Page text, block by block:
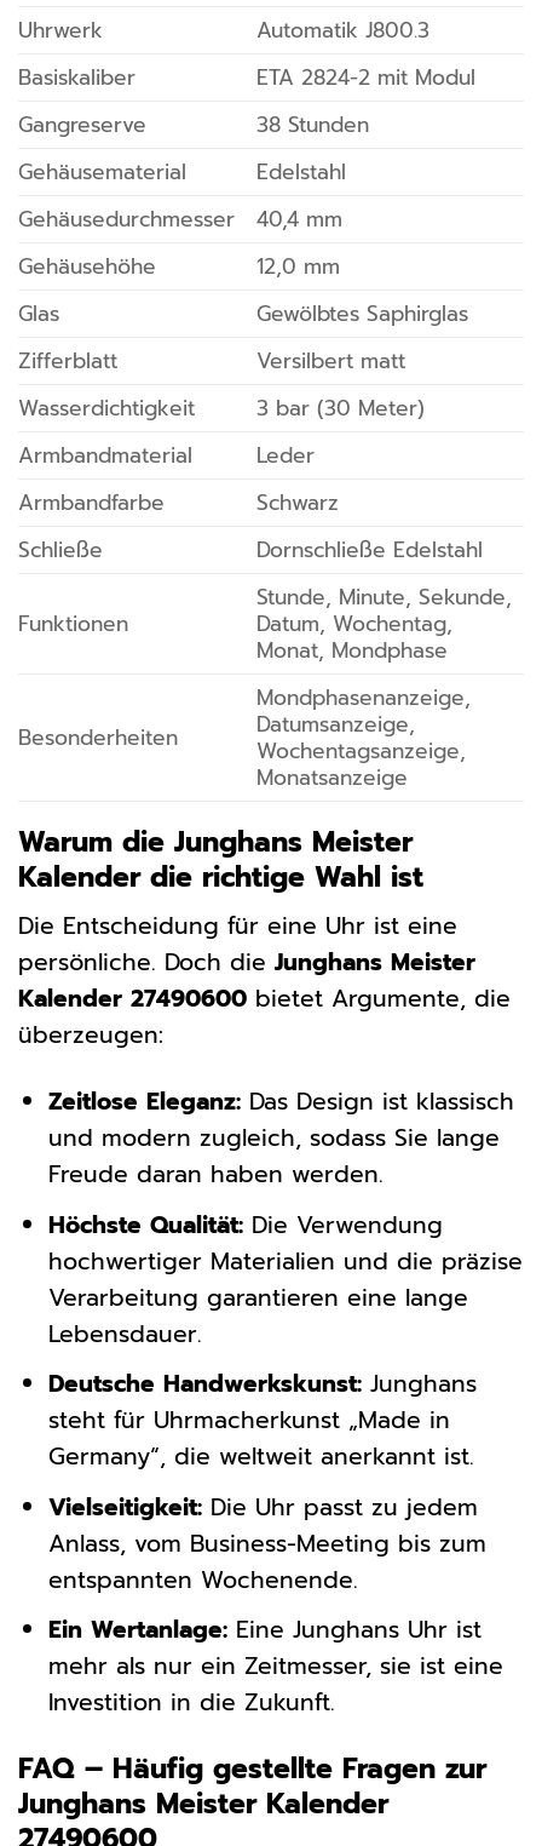
Uhrwerk
Automatik J800.3
Basiskaliber
ETA 2824-2 mit Modul
Gangreserve
38 Stunden
Gehäusematerial
Edelstahl
Gehäusedurchmesser
40,4 mm
Gehäusehöhe
12,0 mm
Glas
Gewölbtes Saphirglas
Zifferblatt
Versilbert matt
Wasserdichtigkeit
3 bar (30 Meter)
Armbandmaterial
Leder
Armbandfarbe
Schwarz
Schließe
Dornschließe Edelstahl
Funktionen
Stunde, Minute, Sekunde,
Datum, Wochentag,
Monat, Mondphase
Besonderheiten
Mondphasenanzeige,
Datumsanzeige,
Wochentagsanzeige,
Monatsanzeige
Warum die Junghans Meister
Kalender die richtige Wahl ist
Die Entscheidung für eine Uhr ist eine
persönliche. Doch die Junghans Meister
Kalender 27490600 bietet Argumente, die
überzeugen:
Zeitlose Eleganz:Das Design ist klassisch
und modern zugleich, sodass Sie lange
Freude daran haben werden.
Höchste Qualität:Die Verwendung
hochwertiger Materialien und die präzise
Verarbeitung garantieren eine lange
Lebensdauer.
Deutsche Handwerkskunst:Junghans
steht für Uhrmacherkunst „Made in
Germany“, die weltweit anerkannt ist.
Vielseitigkeit:Die Uhr passt zu jedem
Anlass, vom Business-Meeting bis zum
entspannten Wochenende.
Ein Wertanlage:Eine Junghans Uhr ist
mehr als nur ein Zeitmesser, sie ist eine
Investition in die Zukunft.
FAQ – Häufig gestellte Fragen zur
Junghans Meister Kalender